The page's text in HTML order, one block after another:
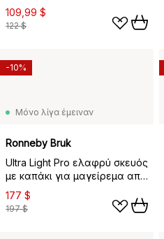
109,99 $
122 $
Μόνο λίγα έμειναν
Ronneby Bruk
Ultra Light Pro ελαφρύ σκευός
με καπάκι για μαγείρεμα από
μαντέμι, 7 L
177 $
197 $
-10%